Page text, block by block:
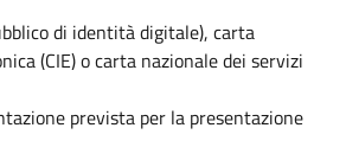
di identità digitale), carta
(CIE) o carta nazionale dei servizi
prevista per la presentazione